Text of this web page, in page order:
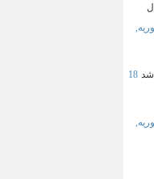
شد 18